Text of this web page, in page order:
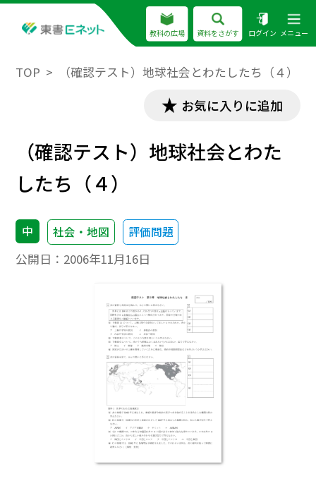
教科の広場 資料をさがす ログイン メニュー
TOP （確認テスト）地球社会とわたしたち（４）
お気に入りに追加
（確認テスト）地球社会とわた
したち（４）
中 社会・地図 評価問題
公開日： 2006年11月16日